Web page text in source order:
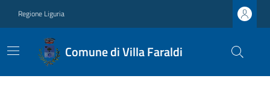
Regione Liguria
Comune di Villa Faraldi